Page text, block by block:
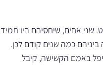
שני אחים, שיחסיהם היו תמיד
כמה שנים קודם לכן.
באמם הקשישה, קיבל